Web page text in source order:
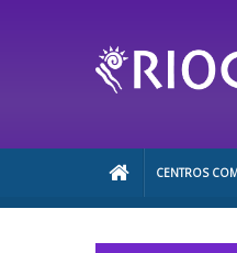
CENTROS